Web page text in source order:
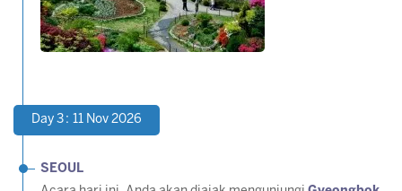
Day 3 : 11 Nov 2026
SEOUL